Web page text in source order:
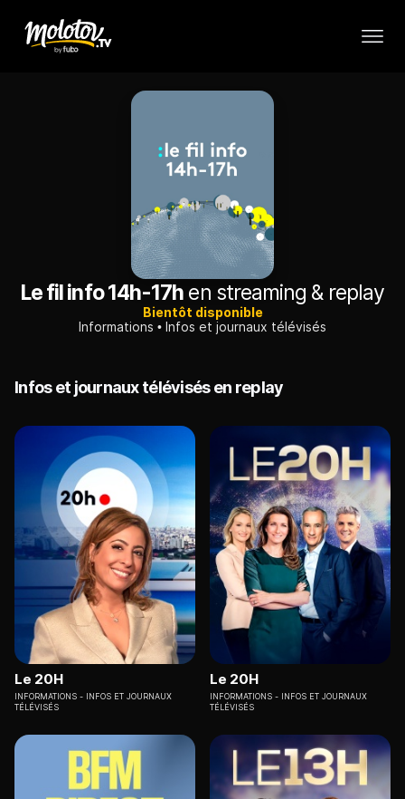
Le fil info 14h-17h en streaming & replay
Bientôt disponible
Informations
Infos et journaux télévisés
Infos et journaux télévisés en replay
Le 20H
INFORMATIONS
INFOS ET JOURNAUX
TÉLÉVISÉS
Le 20H
INFORMATIONS
INFOS ET JOURNAUX
TÉLÉVISÉS